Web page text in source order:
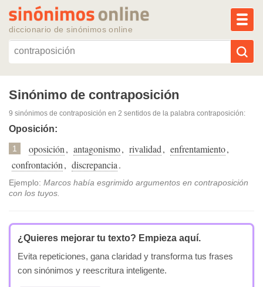
diccionario de sinónimos online
Reescribir texto con IA
Sinónimos populares
Temas populares
Temas recientes
Sinónimo de contraposición
9 sinónimos de contraposición en 2 sentidos de la palabra contraposición:
Oposición:
1 oposición, antagonismo, rivalidad, enfrentamiento,
confrontación, discrepancia.
Ejemplo: Marcos había esgrimido argumentos en contraposición
con los tuyos.
¿Quieres mejorar tu texto? Empieza aquí.
Evita repeticiones, gana claridad y transforma tus frases
con sinónimos y reescritura inteligente.